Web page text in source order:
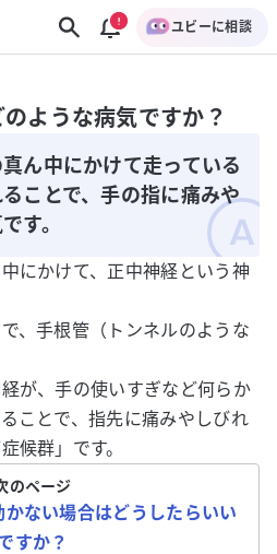
ユビーに相談
ような病気ですか？
ん中にかけて走っている
ことで、手の指に痛みや
す。
にかけて、正中神経という神
、手根管（トンネルのような
が、手の使いすぎなど何らか
ことで、指先に痛みやしびれ
候群」です。
のページ
ない場合はどうしたらいい
すか？